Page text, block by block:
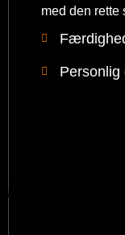
med den rette
Personlig